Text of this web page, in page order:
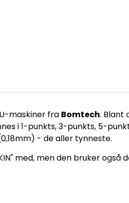
maskiner fra Bomtech. Blant
i 1-punkts, 3-punkts, 5-
- de aller tynneste.
med, men den bruker også